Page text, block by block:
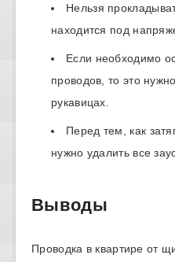
Нельзя
находится под
Если необходимо
проводов, то это
рукавицах.
Перед тем, как
нужно удалить все
Выводы
Проводка в квартире от